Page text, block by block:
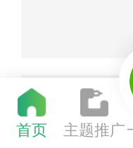
首页 主题推广